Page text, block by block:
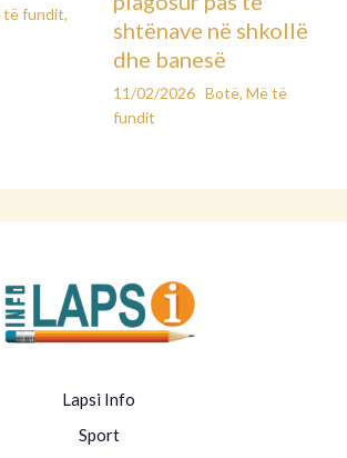
të fundit,
shtënave në shkollë
dhe banesë
11/02/2026 Botë, Më të
fundit
Lapsi Info
Sport